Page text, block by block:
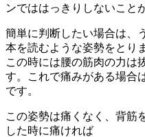
ンでははっきりしないこと
簡単に判断したい場合は、
本を読むような姿勢をとり
この時には腰の筋肉の力は
す。これで痛みがある場合
です。
この姿勢は痛くなく、背筋
した時に痛ければ